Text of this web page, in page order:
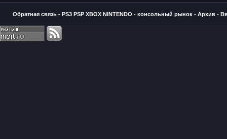
Обратная связь - PS3 PSP XBOX NINTENDO - консольный рынок - Архив -